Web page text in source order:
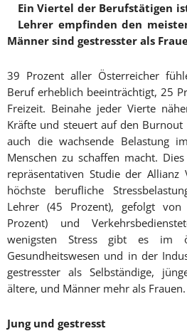
Ein Viertel der Berufstätigen
Lehrer empfinden den
Männer sind gestresster als
39 Prozent aller Österreicher
Beruf erheblich beeinträchtigt, 25
Freizeit. Beinahe jeder Vierte
Kräfte und steuert auf den Burnout
auch die wachsende Belastung
Menschen zu schaffen macht.
repräsentativen Studie der Allianz
höchste berufliche
Lehrer (45 Prozent), gefolgt von
Prozent) und
wenigsten Stress gibt es im
Gesundheitswesen und in der
gestresster als Selbständige,
ältere, und Männer mehr als Frauen.
Jung und gestresst